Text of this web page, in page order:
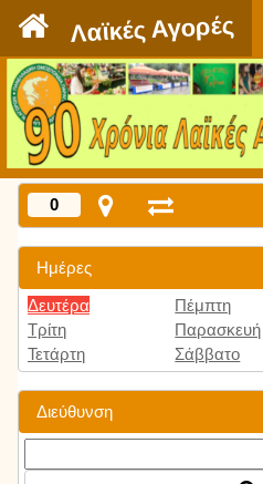
Λαϊκές Αγορές
0
Ημέρες
Δευτέρα
Τρίτη
Τετάρτη
Πέμπτη
Παρασκευή
Σάββατο
Διεύθυνση